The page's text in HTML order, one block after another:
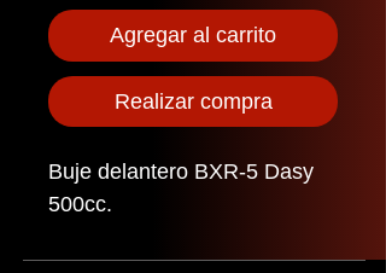
Agregar al carrito
Realizar compra
Buje delantero BXR-5 Dasy
500cc.